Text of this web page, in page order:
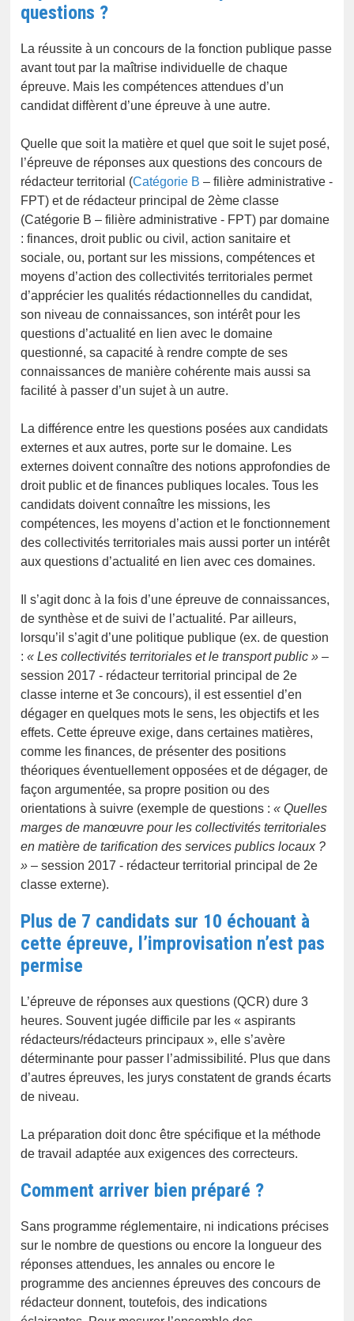
questions ?
La réussite à un concours de la fonction publique passe
avant tout par la maîtrise individuelle de chaque
épreuve. Mais les compétences attendues d’un
candidat diffèrent d’une épreuve à une autre.
Quelle que soit la matière et quel que soit le sujet posé,
l’épreuve de réponses aux questions des concours de
rédacteur territorial (Catégorie B – filière administrative -
FPT) et de rédacteur principal de 2ème classe
(Catégorie B – filière administrative - FPT) par domaine
: finances, droit public ou civil, action sanitaire et
sociale, ou, portant sur les missions, compétences et
moyens d’action des collectivités territoriales permet
d’apprécier les qualités rédactionnelles du candidat,
son niveau de connaissances, son intérêt pour les
questions d’actualité en lien avec le domaine
questionné, sa capacité à rendre compte de ses
connaissances de manière cohérente mais aussi sa
facilité à passer d’un sujet à un autre.
La différence entre les questions posées aux candidats
externes et aux autres, porte sur le domaine. Les
externes doivent connaître des notions approfondies de
droit public et de finances publiques locales. Tous les
candidats doivent connaître les missions, les
compétences, les moyens d’action et le fonctionnement
des collectivités territoriales mais aussi porter un intérêt
aux questions d’actualité en lien avec ces domaines.
Il s’agit donc à la fois d’une épreuve de connaissances,
de synthèse et de suivi de l’actualité. Par ailleurs,
lorsqu’il s’agit d’une politique publique (ex. de question
:« Les collectivités territoriales et le transport public » –
session 2017 - rédacteur territorial principal de 2e
classe interne et 3e concours), il est essentiel d’en
dégager en quelques mots le sens, les objectifs et les
effets. Cette épreuve exige, dans certaines matières,
comme les finances, de présenter des positions
théoriques éventuellement opposées et de dégager, de
façon argumentée, sa propre position ou des
orientations à suivre (exemple de questions :« Quelles
marges de manœuvre pour les collectivités territoriales
en matière de tarification des services publics locaux ?
» – session 2017 - rédacteur territorial principal de 2e
classe externe).
Plus de 7 candidats sur 10 échouant à
cette épreuve, l’improvisation n’est pas
permise
L’épreuve de réponses aux questions (QCR) dure 3
heures. Souvent jugée difficile par les « aspirants
rédacteurs/rédacteurs principaux », elle s’avère
déterminante pour passer l’admissibilité. Plus que dans
d’autres épreuves, les jurys constatent de grands écarts
de niveau.
La préparation doit donc être spécifique et la méthode
de travail adaptée aux exigences des correcteurs.
Comment arriver bien préparé ?
Sans programme réglementaire, ni indications précises
sur le nombre de questions ou encore la longueur des
réponses attendues, les annales ou encore le
programme des anciennes épreuves des concours de
rédacteur donnent, toutefois, des indications